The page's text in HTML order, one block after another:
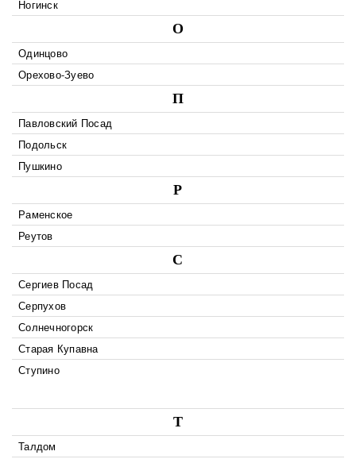
Ногинск
О
Одинцово
Орехово-Зуево
П
Павловский Посад
Подольск
Пушкино
Р
Раменское
Реутов
С
Сергиев Посад
Серпухов
Солнечногорск
Старая Купавна
Ступино
Т
Талдом